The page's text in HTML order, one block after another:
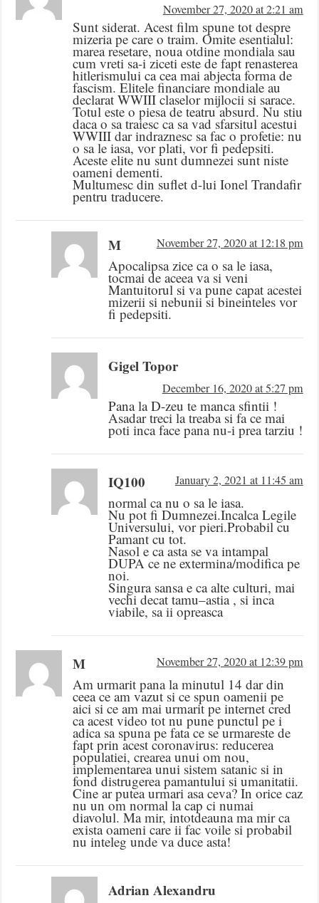
November 27, 2020 at 2:21 am
Sunt siderat. Acest film spune tot despre
mizeria pe care o traim. Omite esentialul:
marea resetare, noua otdine mondiala sau
cum vreti sa-i ziceti este de fapt renasterea
hitlerismului ca cea mai abjecta forma de
fascism. Elitele financiare mondiale au
declarat WWIII claselor mijlocii si sarace.
Totul este o piesa de teatru absurd. Nu stiu
daca o sa traiesc ca sa vad sfarsitul acestui
WWIII dar indraznesc sa fac o profetie: nu
o sa le iasa, vor plati, vor fi pedepsiti.
Aceste elite nu sunt dumnezei sunt niste
oameni dementi.
Multumesc din suflet d-lui Ionel Trandafir
pentru traducere.
M November 27, 2020 at 12:18 pm
Apocalipsa zice ca o sa le iasa,
tocmai de aceea va si veni
Mantuitorul si va pune capat acestei
mizerii si nebunii si bineinteles vor
fi pedepsiti.
Gigel Topor
December 16, 2020 at 5:27 pm
Pana la D-zeu te manca sfintii !
Asadar treci la treaba si fa ce mai
poti inca face pana nu-i prea tarziu !
IQ100 January 2, 2021 at 11:45 am
normal ca nu o sa le iasa.
Nu pot fi Dumnezei.Incalca Legile
Universului, vor pieri.Probabil cu
Pamant cu tot.
Nasol e ca asta se va intampal
DUPA ce ne extermina/modifica pe
noi.
Singura sansa e ca alte culturi, mai
vechi decat tamu–astia , si inca
viabile, sa ii opreasca
M November 27, 2020 at 12:39 pm
Am urmarit pana la minutul 14 dar din
ceea ce am vazut si ce spun oamenii pe
aici si ce am mai urmarit pe internet cred
ca acest video tot nu pune punctul pe i
adica sa spuna pe fata ce se urmareste de
fapt prin acest coronavirus: reducerea
populatiei, crearea unui om nou,
implementarea unui sistem satanic si in
fond distrugerea pamantului si umanitatii.
Cine ar putea urmari asa ceva? In orice caz
nu un om normal la cap ci numai
diavolul. Ma mir, intotdeauna ma mir ca
exista oameni care ii fac voile si probabil
nu inteleg unde va duce asta!
Adrian Alexandru